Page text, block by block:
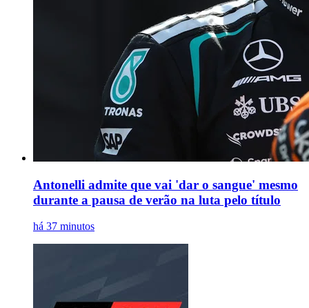
Antonelli admite que vai 'dar o sangue' mesmo
durante a pausa de verão na luta pelo título
há 37 minutos